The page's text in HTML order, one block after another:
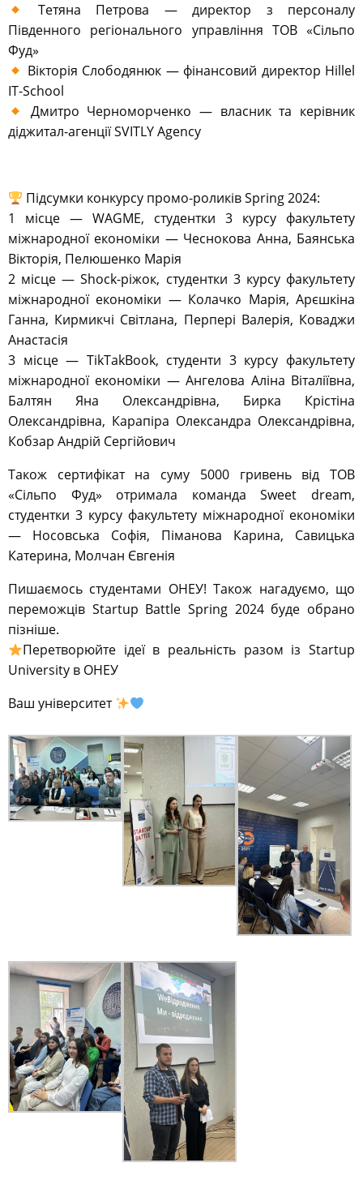
Тетяна Петрова — директор з персоналу
Південного регіонального управління ТОВ «Сільпо
Фуд»
Вікторія Слободянюк — фінансовий директор Hillel
IT-School
Дмитро Черноморченко — власник та керівник
діджитал-агенції SVITLY Agency
Підсумки конкурсу промо-роликів Spring 2024:
1 місце — WAGME, студентки 3 курсу факультету
міжнародної економіки — Чеснокова Анна, Баянська
Вікторія, Пелюшенко Марія
2 місце — Shock-ріжок, студентки 3 курсу факультету
міжнародної економіки — Колачко Марія, Арєшкіна
Ганна, Кирмикчі Світлана, Перпері Валерія, Коваджи
Анастасія
3 місце — TikTakBook, студенти 3 курсу факультету
міжнародної економіки — Ангелова Аліна Віталіївна,
Балтян Яна Олександрівна, Бирка Крістіна
Олександрівна, Карапіра Олександра Олександрівна,
Кобзар Андрій Сергійович
Також сертифікат на суму 5000 гривень від ТОВ
«Сільпо Фуд» отримала команда Sweet dream,
студентки 3 курсу факультету міжнародної економіки
— Носовська Софія, Піманова Карина, Савицька
Катерина, Молчан Євгенія
Пишаємось студентами ОНЕУ! Також нагадуємо, що
переможців Startup Battle Spring 2024 буде обрано
пізніше.
Перетворюйте ідеї в реальність разом із Startup
University в ОНЕУ
Ваш університет